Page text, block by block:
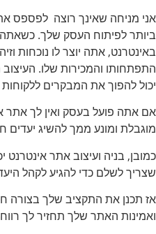
אני מניחה שאינך רוצה לפספס
ביותר לפיתוח העסק שלך.
באינטרנט, אתה יוצר לו נוכחות
התפתחותו והמכירות שלו.
יכול להפוך את המבקרים
אם אתה פועל בעסק ואין לך אתר
מוגבלת ומונע ממך להשיג יעדים
כמובן, בניה ועיצוב אתר
שצריך לשלם כדי להגיע לקהל
אז תכנן את התקציב שלך בצורה
ואמינות האתר שלך תחזיר לך